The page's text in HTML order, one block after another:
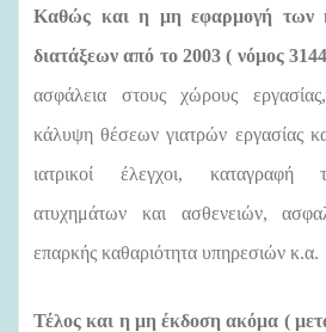
Καθώς και η μη εφαρμογή των
διατάξεων από το 2003 ( νόμος
ασφάλεια στους χώρους
κάλυψη θέσεων γιατρών εργασίας
ιατρικοί έλεγχοι, καταγραφή
ατυχημάτων και ασθενειών,
επαρκής καθαριότητα υπηρεσιών κ.α.
Τέλος και η μη έκδοση ακόμα (